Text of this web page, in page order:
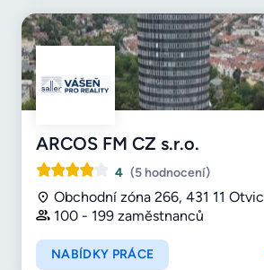
ARCOS FM CZ s.r.o.
4 (5 hodnocení)
Obchodní zóna 266, 431 11
100 - 199 zaměstnanců
NABÍDKY PRÁCE